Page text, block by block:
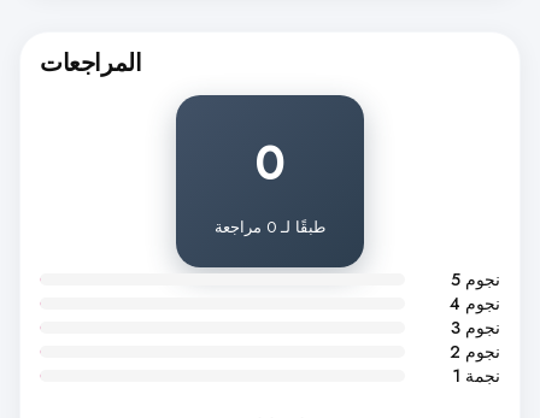
المراجعات
0
طبقًا لـ 0 مراجعة
5 نجوم
4 نجوم
3 نجوم
2 نجوم
1 نجمة